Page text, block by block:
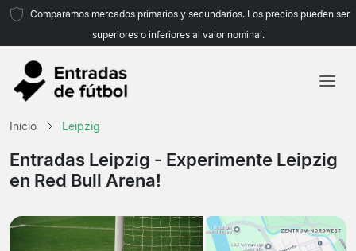
Comparamos mercados primarios y secundarios. Los precios pueden ser
superiores o inferiores al valor nominal.
Equipos
Inicio Leipzig
Entradas Leipzig - Experimente Leipzig
en Red Bull Arena!